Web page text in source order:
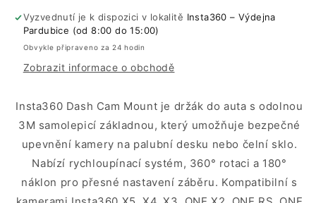
Vyzvednutí je k dispozici v lokalitě Insta360 – Výdejna
Pardubice (od 8:00 do 15:00)
Obvykle připraveno za 24 hodin
Zobrazit informace o obchodě
Insta360 Dash Cam Mount je držák do auta s odolnou
3M samolepicí základnou, který umožňuje bezpečné
upevnění kamery na palubní desku nebo čelní sklo.
Nabízí rychloupínací systém, 360° rotaci a 180°
náklon pro přesné nastavení záběru. Kompatibilní s